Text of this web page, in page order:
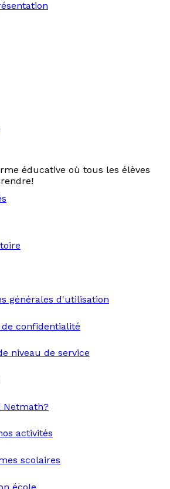
éducative où tous les élèves
générales d'utilisation
confidentialité
niveau de service
Netmath?
activités
scolaires